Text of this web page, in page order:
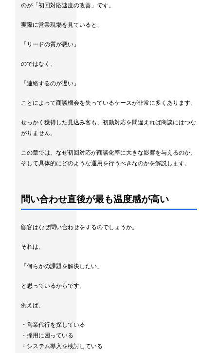
のが「初回対応速度の改善」です。
実際に営業現場を見ていると、
「リードの質が悪い」
のではなく、
「連絡するのが遅い」
ことによって商談機会を失っているケースが非常に多くあります。
せっかく獲得した見込み客も、初動対応を間違えれば商談にはつな
がりません。
この章では、なぜ初回対応が商談化率に大きな影響を与えるのか、
そして具体的にどのような運用を行うべきなのかを解説します。
問い合わせ直後が最も温度感が高い
顧客はなぜ問い合わせをするのでしょうか。
それは、
「何らかの課題を解決したい」
と思っているからです。
例えば、
・営業代行を探している
・採用に困っている
・システム導入を検討している